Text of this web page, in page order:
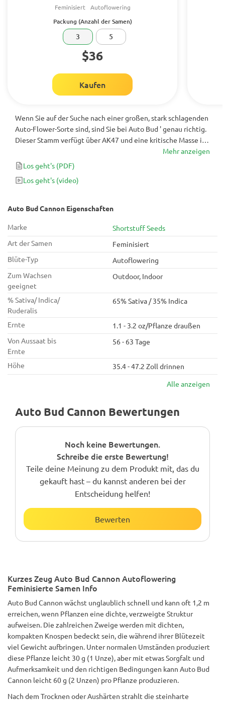
Feminisiert Autoflowering
Packung (Anzahl der Samen)
3 5
$36
Kaufen
Wenn Sie auf der Suche nach einer großen, stark schlagenden
Auto-Flower-Sorte sind, sind Sie bei Auto Bud ' genau richtig.
Dieser Stamm verfügt über AK47 und eine kritische Masse in
seinem Erbgut, sodass Sie wissen, dass er große Erträge
bringen und einen echten Schlag versetzen wird.
Mehr anzeigen
Los geht's (PDF)
Los geht's (video)
Auto Bud Cannon Eigenschaften
Marke
Shortstuff Seeds
Art der Samen
Feminisiert
Blüte-Typ
Autoflowering
Zum Wachsen
geeignet
Outdoor, Indoor
% Sativa/ Indica/
Ruderalis
65% Sativa / 35% Indica
Ernte
1.1 - 3.2 oz/Pflanze draußen
Von Aussaat bis
Ernte
56 - 63 Tage
Höhe
35.4 - 47.2 Zoll drinnen
Alle anzeigen
Auto Bud Cannon Bewertungen
Noch keine Bewertungen.
Schreibe die erste Bewertung!
Teile deine Meinung zu dem Produkt mit, das du
gekauft hast – du kannst anderen bei der
Entscheidung helfen!
Bewerten
Kurzes Zeug Auto Bud Cannon Autoflowering
Feminisierte Samen Info
Auto Bud Cannon wächst unglaublich schnell und kann oft 1,2 m
erreichen, wenn Pflanzen eine dichte, verzweigte Struktur
aufweisen. Die zahlreichen Zweige werden mit dichten,
kompakten Knospen bedeckt sein, die während ihrer Blütezeit
viel Gewicht aufbringen. Unter normalen Umständen produziert
diese Pflanze leicht 30 g (1 Unze), aber mit etwas Sorgfalt und
Aufmerksamkeit und den richtigen Bedingungen kann Auto Bud
Cannon leicht 60 g (2 Unzen) pro Pflanze produzieren.
Nach dem Trocknen oder Aushärten strahlt die steinharte